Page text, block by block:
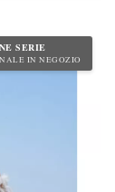
SERIE
IN NEGOZIO